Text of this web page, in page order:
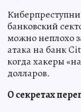
банковский
можно неплохо
атака на банк
когда хакеры
долларов.
О секретах